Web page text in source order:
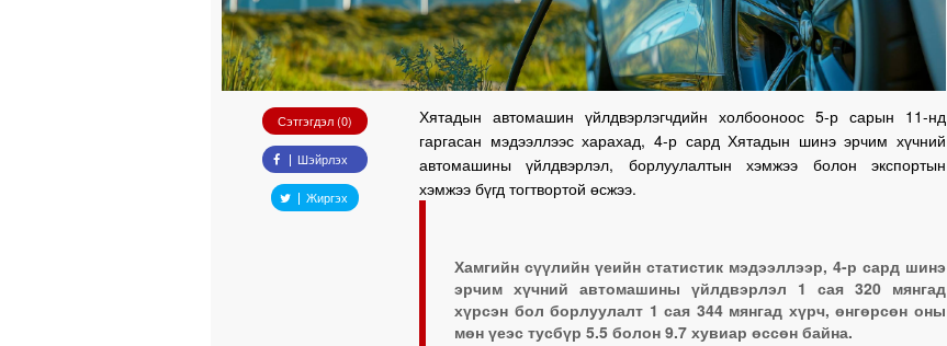
Сэтгэгдэл (0)
Шэйрлэх
Жиргэх
Хятадын автомашин үйлдвэрлэгчдийн холбооноос 5-р сарын 11-нд
гаргасан мэдээллээс харахад, 4-р сард Хятадын шинэ эрчим хүчний
автомашины үйлдвэрлэл, борлуулалтын хэмжээ болон экспортын
хэмжээ бүгд тогтвортой өсжээ.
Хамгийн сүүлийн үеийн статистик мэдээллээр, 4-р сард шинэ
эрчим хүчний автомашины үйлдвэрлэл 1 сая 320 мянгад
хүрсэн бол борлуулалт 1 сая 344 мянгад хүрч, өнгөрсөн оны
мөн үеэс тусбүр 5.5 болон 9.7 хувиар өссөн байна.